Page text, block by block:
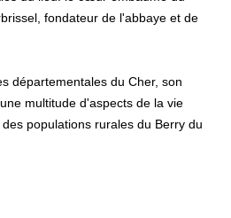
fondateur de l'abbaye et de
départementales du Cher, son
multitude d'aspects de la vie
populations rurales du Berry du